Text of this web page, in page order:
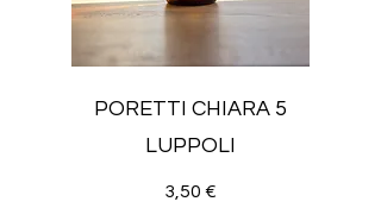
PORETTI CHIARA 5
LUPPOLI
3,50 €